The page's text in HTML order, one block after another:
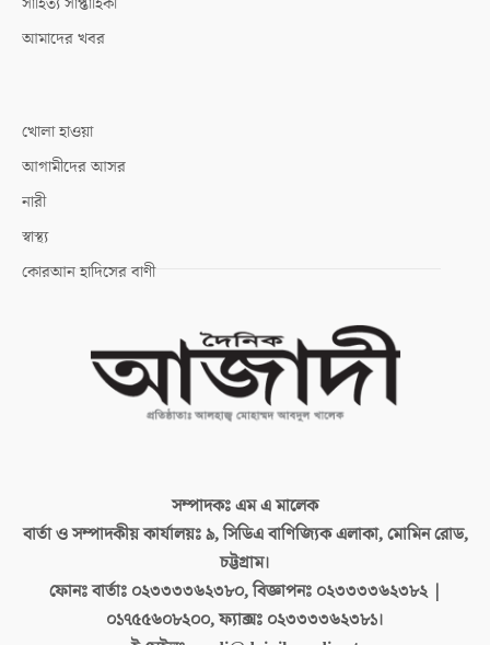
আমাদের খবর
খোলা হাওয়া
আগামীদের আসর
নারী
স্বাস্থ্য
কোরআন হাদিসের বাণী
সম্পাদকঃএম এ মালেক
বার্তা ও সম্পাদকীয় কার্যালয়ঃ৯, সিডিএ বাণিজ্যিক এলাকা, মোমিন রোড,
চট্টগ্রাম।
ফোনঃ বার্তাঃ ০২৩৩৩৩৬২৩৮০, বিজ্ঞাপনঃ ০২৩৩৩৩৬২৩৮২ |
০১৭৫৫৬০৮২০০, ফ্যাক্সঃ ০২৩৩৩৩৬২৩৮১।